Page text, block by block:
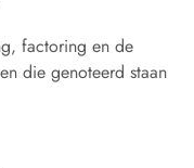
factoring en de
die genoteerd staan